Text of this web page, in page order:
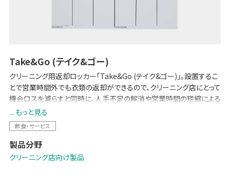
Take&Go (テイク&ゴー)
クリーニング用返却ロッカー「Take&Go (テイク&ゴー)」。設置するこ
とで営業時間外でも衣類の返却ができるので、クリーニング店にとって
機会ロスを減らすと同時に、人手不足の解消や営業時間の短縮による
人件費負担の軽減につながります。お客様にとっては営業時間に関わ
らず衣類を受け取ることができるので、利便性が向上します。
非対面型の返却で、感染症拡大防止のための接触削減にも貢献しま
す。
... もっと見る
飲食・サービス
製品分野
クリーニング店向け製品